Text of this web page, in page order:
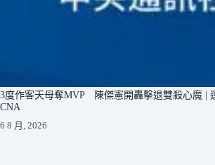
3度作客天母奪MVP 陳傑憲開轟擊退雙殺心魔 |
CNA
6 8 月, 2026